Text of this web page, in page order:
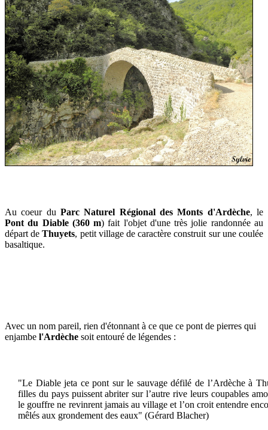
Au coeur du Parc Naturel Régional des Monts d'Ardèche, le
Pont du Diable (360 m) fait l'objet d'une très jolie randonnée au
départ deThuyets, petit village de caractère construit sur une coulée
basaltique.
Avec un nom pareil, rien d'étonnant à ce que ce pont de pierres qui
enjambe l'Ardèche soit entouré de légendes :
"Le Diable jeta ce pont sur le sauvage défilé de l’Ardèche à
filles du pays puissent abriter sur l’autre rive leurs coupables
le gouffre ne revinrent jamais au village et l’on croit entendre
mêlés aux grondement des eaux" (Gérard Blacher)